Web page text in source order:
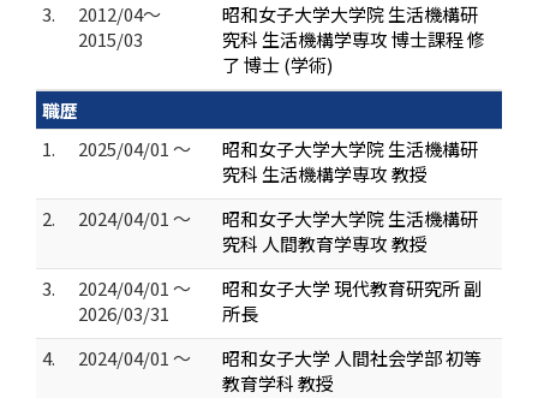
3.
2012/04～
2015/03
昭和女子大学大学院 生活機構研
究科 生活機構学専攻 博士課程 修
了 博士 (学術)
職歴
1.
2025/04/01 ～
昭和女子大学大学院 生活機構研
究科 生活機構学専攻 教授
2.
2024/04/01 ～
昭和女子大学大学院 生活機構研
究科 人間教育学専攻 教授
3.
2024/04/01 ～
2026/03/31
昭和女子大学 現代教育研究所 副
所長
4.
2024/04/01 ～
昭和女子大学 人間社会学部 初等
教育学科 教授